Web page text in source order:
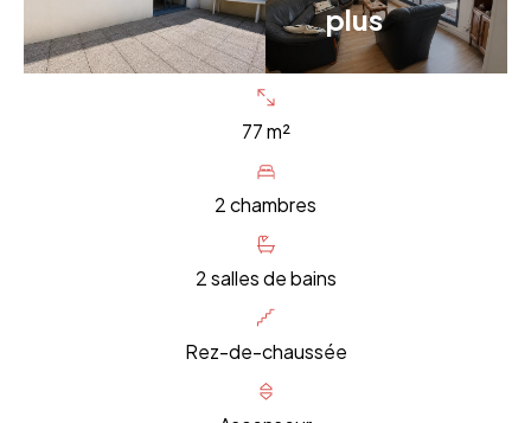
plus
77 m²
2 chambres
2 salles de bains
Rez-de-chaussée